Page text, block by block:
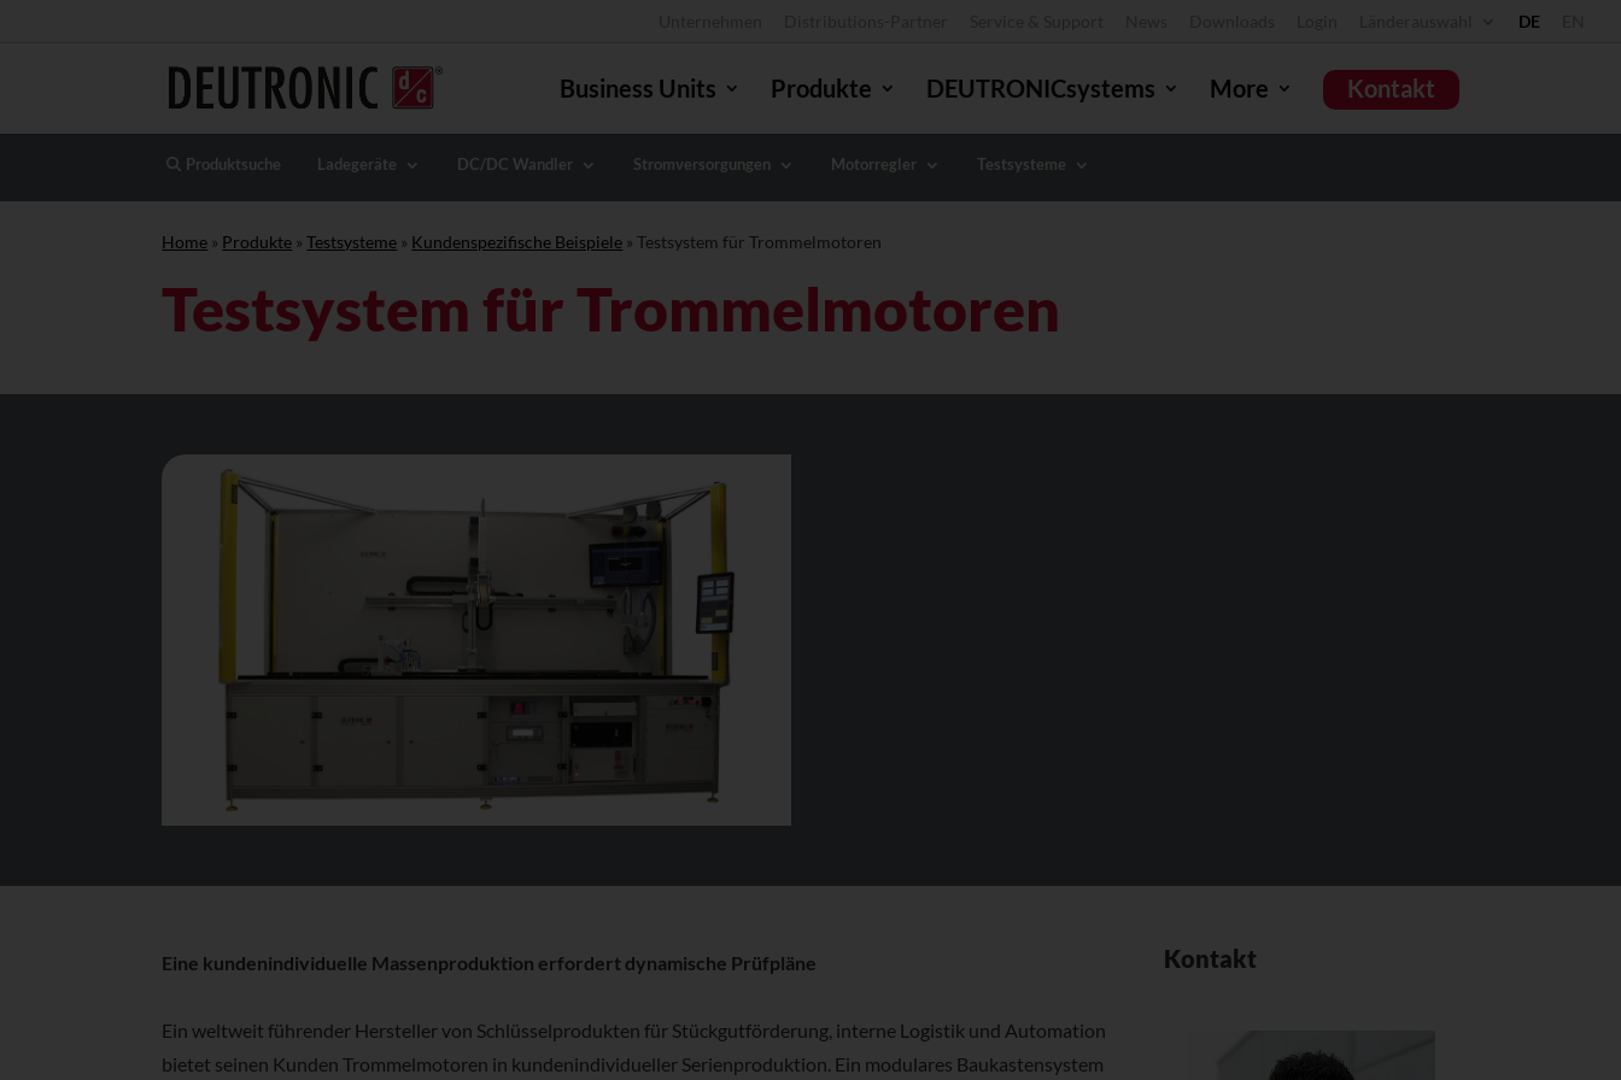
DE
Business Units Produkte DEUTRONICsystems More Kontakt
Produktsuche Ladegeräte DC/DC Wandler Stromversorgungen Motorregler Testsysteme
Home » Produkte »Testsysteme » Kundenspezifische Beispiele »Testsystem für Trommelmotoren
Testsystem für Trommelmotoren
Eine kundenindividuelle Massenproduktion erfordert dynamische Prüfpläne
Ein weltweit führender Hersteller von Schlüsselprodukten für Stückgutförderung, interne Logistik und Automation
bietet seinen Kunden Trommelmotoren in kundenindividueller Serienproduktion. Ein modulares Baukastensystem
Kontakt